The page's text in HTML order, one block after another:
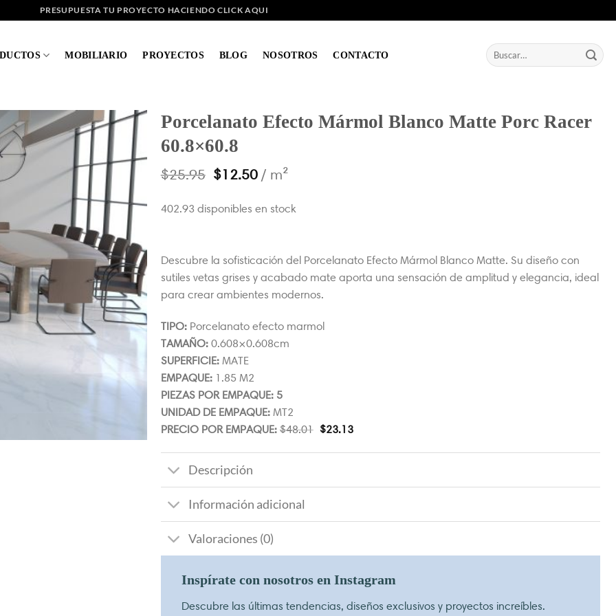
PRESUPUESTA TU PROYECTO HACIENDO CLICK AQUI
MOBILIARIO PROYECTOS BLOG NOSOTROS CONTACTO
Buscar
por:
Porcelanato Efecto Mármol Blanco Matte Porc Racer
60.8×60.8
$25.95 $12.50 / m²
402.93 disponibles en stock
Descubre la sofisticación del Porcelanato Efecto Mármol Blanco Matte. Su diseño con
sutiles vetas grises y acabado mate aporta una sensación de amplitud y elegancia, ideal
para crear ambientes modernos.
TIPO:Porcelanato efecto marmol
TAMAÑO:0.608×0.608cm
SUPERFICIE:MATE
EMPAQUE:1.85 M2
PIEZAS POR EMPAQUE: 5
UNIDAD DE EMPAQUE:MT2
PRECIO POR EMPAQUE: $48.01 $23.13
Descripción
Información adicional
Valoraciones (0)
Inspírate con nosotros en Instagram
Descubre las últimas tendencias, diseños exclusivos y proyectos increíbles.